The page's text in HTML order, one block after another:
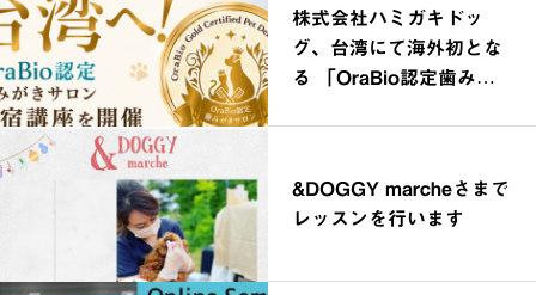
株式会社ハミガキドッ
グ、台湾にて海外初とな
る 「OraBio認定歯みが
&DOGGY marcheさまで
レッスンを行います